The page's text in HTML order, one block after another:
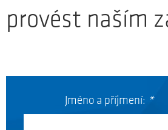
provést naším
Jméno a příjmení: *